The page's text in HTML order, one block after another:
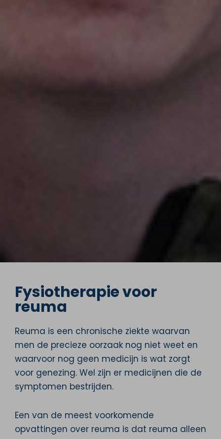
Fysiotherapie voor
reuma
Reuma is een chronische ziekte waarvan
men de precieze oorzaak nog niet weet en
waarvoor nog geen medicijn is wat zorgt
voor genezing. Wel zijn er medicijnen die de
symptomen bestrijden.
Een van de meest voorkomende
opvattingen over reuma is dat reuma alleen